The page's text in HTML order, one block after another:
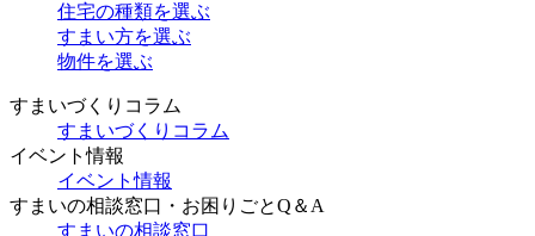
住宅の種類を選ぶ
すまい方を選ぶ
物件を選ぶ
すまいづくりコラム
すまいづくりコラム
イベント情報
イベント情報
すまいの相談窓口・お困りごとQ＆A
すまいの相談窓口